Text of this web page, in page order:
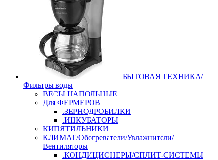
БЫТОВАЯ ТЕХНИКА/
Фильтры воды
ВЕСЫ НАПОЛЬНЫЕ
Для ФЕРМЕРОВ
.ЗЕРНОДРОБИЛКИ
.ИНКУБАТОРЫ
КИПЯТИЛЬНИКИ
КЛИМАТ/Обогреватели/Увлажнители/
Вентиляторы
.КОНДИЦИОНЕРЫ/СПЛИТ-СИСТЕМЫ